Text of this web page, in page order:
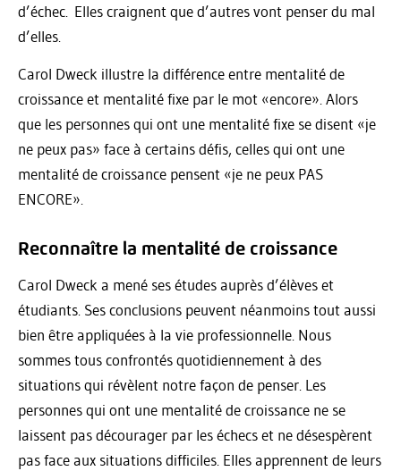
d’échec. Elles craignent que d’autres vont penser du mal
d’elles.
Carol Dweck illustre la différence entre mentalité de
croissance et mentalité fixe par le mot «encore». Alors
que les personnes qui ont une mentalité fixe se disent «je
ne peux pas» face à certains défis, celles qui ont une
mentalité de croissance pensent «je ne peux PAS
ENCORE».
Reconnaître la mentalité de croissance
Carol Dweck a mené ses études auprès d’élèves et
étudiants. Ses conclusions peuvent néanmoins tout aussi
bien être appliquées à la vie professionnelle. Nous
sommes tous confrontés quotidiennement à des
situations qui révèlent notre façon de penser. Les
personnes qui ont une mentalité de croissance ne se
laissent pas décourager par les échecs et ne désespèrent
pas face aux situations difficiles. Elles apprennent de leurs